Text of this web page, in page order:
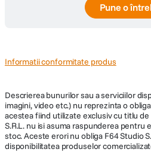
Pana la 60% mai rapid.
Pune o
Informatii conformitate produs
Descrierea bunurilor sau a serviciilor
imagini, video etc.) nu reprezinta o
acestea fiind utilizate exclusiv cu titlu
S.R.L. nu isi asuma raspunderea pentru
stoc. Aceste erori nu obliga F64 Studio
disponibilitatea produselor